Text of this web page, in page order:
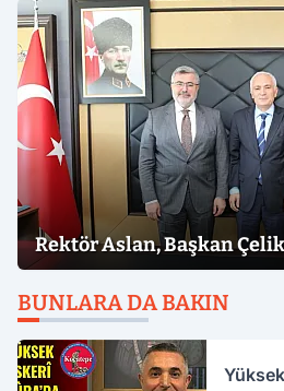
Rektör Aslan, Başkan
BUNLARA DA BAKIN